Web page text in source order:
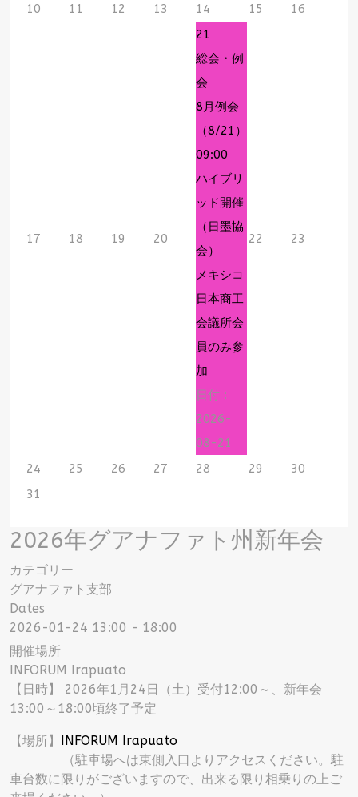
10
11 12 13 14 15 16
17 18 19 20
21
総会・例
会
8月例会
（8/21）
09:00
ハイブリ
ッド開催
（日墨協
会）
メキシコ
日本商工
会議所会
員のみ参
加
日付 :
2026-
08-21
22 23
24 25 26 27 28 29
30
31
2026年グアナファト州新年会
カテゴリー
グアナファト支部
Dates
2026-01-24 13:00 - 18:00
開催場所
INFORUM Irapuato
【日時】 2026年1月24日（土）受付12:00～、新年会
13:00～18:00頃終了予定
【場所】 INFORUM Irapuato
（駐車場へは東側入口よりアクセスください。駐
車台数に限りがございますので、出来る限り相乗りの上ご